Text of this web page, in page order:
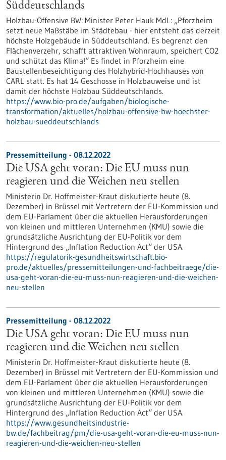
Süddeutschlands
Holzbau-Offensive BW: Minister Peter Hauk MdL: „Pforzheim
setzt neue Maßstäbe im Städtebau - hier entsteht das derzeit
höchste Holzgebäude in Süddeutschland. Es begrenzt den
Flächenverzehr, schafft attraktiven Wohnraum, speichert CO2
und schützt das Klima!“ Es findet in Pforzheim eine
Baustellenbeseichtigung des Holzhybrid-Hochhauses von
CARL statt. Es hat 14 Geschosse in Holzbauweise und ist
damit der höchste Holzbau Süddeutschlands.
https://www.bio-pro.de/aufgaben/biologische-
transformation/aktuelles/holzbau-offensive-bw-hoechster-
holzbau-sueddeutschlands
Pressemitteilung - 08.12.2022
Die USA geht voran: Die EU muss nun
reagieren und die Weichen neu stellen
Ministerin Dr. Hoffmeister-Kraut diskutierte heute (8.
Dezember) in Brüssel mit Vertretern der EU-Kommission und
dem EU-Parlament über die aktuellen Herausforderungen
von kleinen und mittleren Unternehmen (KMU) sowie die
grundsätzliche Ausrichtung der EU-Politik vor dem
Hintergrund des „Inflation Reduction Act“ der USA.
https://regulatorik-gesundheitswirtschaft.bio-
pro.de/aktuelles/pressemitteilungen-und-fachbeitraege/die-
usa-geht-voran-die-eu-muss-nun-reagieren-und-die-weichen-
neu-stellen
Pressemitteilung - 08.12.2022
Die USA geht voran: Die EU muss nun
reagieren und die Weichen neu stellen
Ministerin Dr. Hoffmeister-Kraut diskutierte heute (8.
Dezember) in Brüssel mit Vertretern der EU-Kommission und
dem EU-Parlament über die aktuellen Herausforderungen
von kleinen und mittleren Unternehmen (KMU) sowie die
grundsätzliche Ausrichtung der EU-Politik vor dem
Hintergrund des „Inflation Reduction Act“ der USA.
https://www.gesundheitsindustrie-
bw.de/fachbeitrag/pm/die-usa-geht-voran-die-eu-muss-nun-
reagieren-und-die-weichen-neu-stellen